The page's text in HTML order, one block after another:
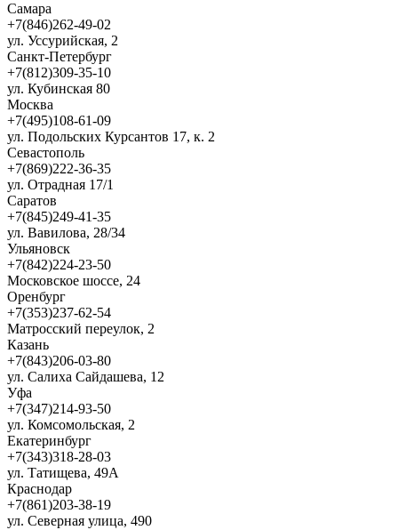
Самара
+7(846)262-49-02
ул. Уссурийская, 2
Санкт-Петербург
+7(812)309-35-10
ул. Кубинская 80
Москва
+7(495)108-61-09
ул. Подольских Курсантов 17, к. 2
Севастополь
+7(869)222-36-35
ул. Отрадная 17/1
Саратов
+7(845)249-41-35
ул. Вавилова, 28/34
Ульяновск
+7(842)224-23-50
Московское шоссе, 24
Оренбург
+7(353)237-62-54
Матросский переулок, 2
Казань
+7(843)206-03-80
ул. Салиха Сайдашева, 12
Уфа
+7(347)214-93-50
ул. Комсомольская, 2
Екатеринбург
+7(343)318-28-03
ул. Татищева, 49А
Краснодар
+7(861)203-38-19
ул. Северная улица, 490